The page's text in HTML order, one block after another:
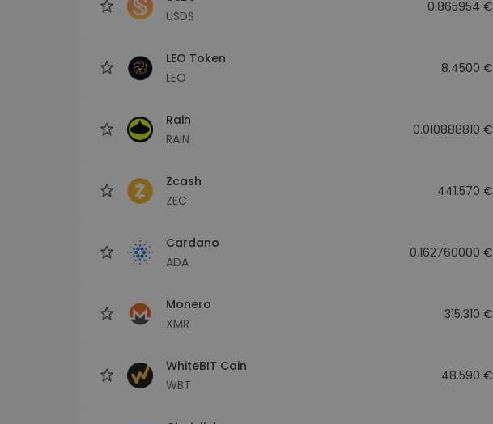
USDS
0.865954 €
LEO Token
LEO
8.4500 €
Rain
RAIN
0.010888810 €
Zcash
ZEC
441.570 €
Cardano
ADA
0.162760000 €
Monero
XMR
315.310 €
WhiteBIT Coin
WBT
48.590 €